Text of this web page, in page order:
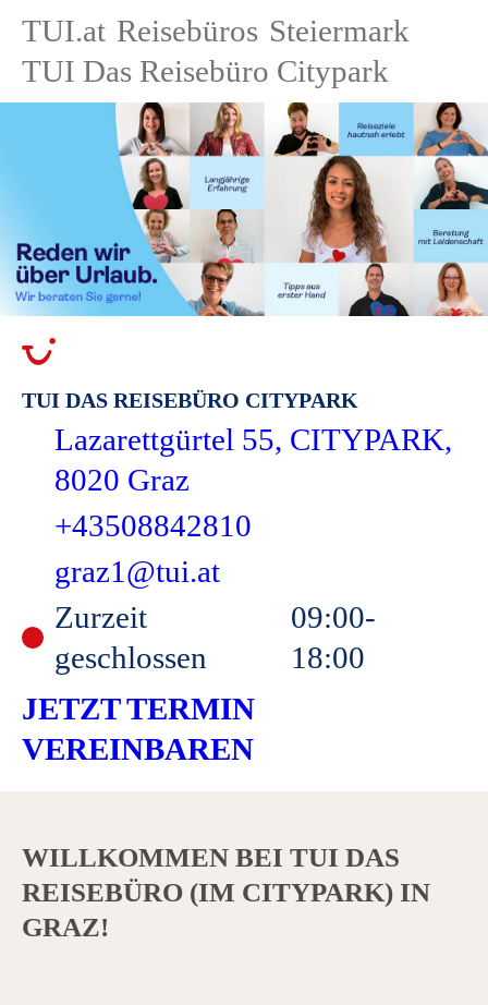
TUI.at Reisebüros Steiermark
TUI Das Reisebüro Citypark
TUI DAS REISEBÜRO CITYPARK
Lazarettgürtel 55, CITYPARK,
8020 Graz
+43508842810
graz1@tui.at
Zurzeit
geschlossen
09:00-
18:00
JETZT TERMIN
VEREINBAREN
WILLKOMMEN BEI TUI DAS
REISEBÜRO (IM CITYPARK) IN
GRAZ!